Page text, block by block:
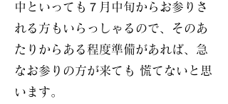
中といっても７月中旬からお参りさ
れる方もいらっしゃるので、そのあ
たりからある程度準備があれば、急
なお参りの方が来ても 慌てないと思
います。